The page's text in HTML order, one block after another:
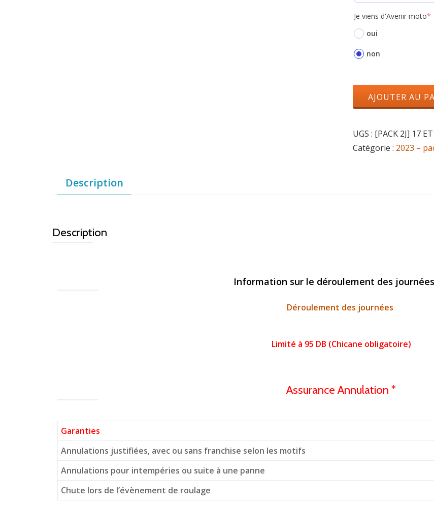
Je viens d'Avenir moto*
oui
non
AJOUTER AU
UGS : [PACK 2J] 17
Catégorie : 2023 –
Description
Description
Information sur le déroulement des
Déroulement des journées
Limité à 95 DB (Chicane obligatoire)
Assurance Annulation *
Garanties
Annulations justifiées, avec ou sans franchise selon les motifs
Annulations pour intempéries ou suite à une panne
Chute lors de l’évènement de roulage